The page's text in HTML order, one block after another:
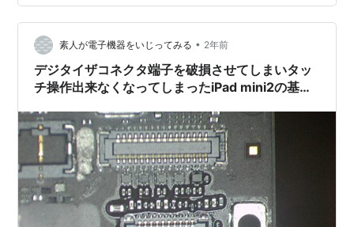
って動作確認をしなければならない状態でした。 こちら
の端末はもう遊ぶ予定はなく、新しい端末をお持ちとの
ことでした。 ではなぜ修理のご依頼をいただいたかとい
うとある特定のデータを他の本体に移行する為に有線
LANを使う必要がある…
素人が電子機器をいじってみる • 2年前
デジタイザコネクタ端子を破損させてしまいタッ
チ操作出来なくなってしまったiPad mini2の基板